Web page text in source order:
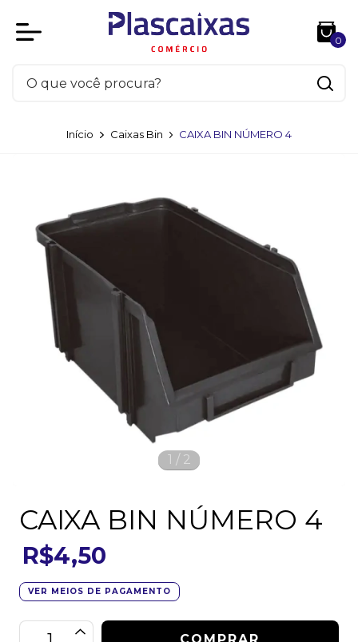
0
Início Caixas Bin CAIXA BIN NÚMERO 4
1 / 2
CAIXA BIN NÚMERO 4
R$4,50
VER MEIOS DE PAGAMENTO